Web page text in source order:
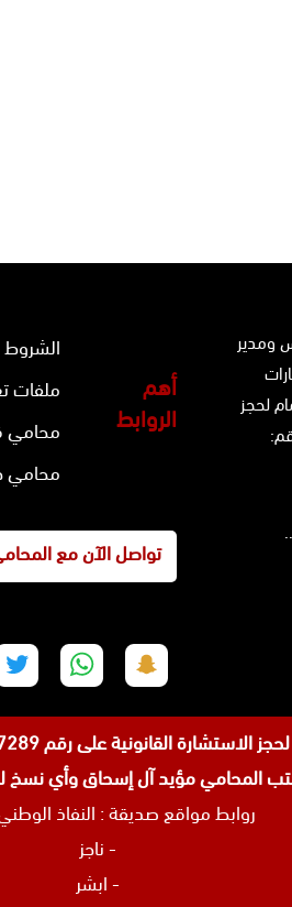
ومدير
لحجز
أهم
الروابط
الشروط
ملفات
محامي
محامي
تواصل الآن مع
على
سناب
شات
على
واتساب
الامثل للمواطنين والوافدين في عروس البحر الاحمر جده .
المحامي مؤيد آل إسحاق وأي نسخ
روابط مواقع صديقة : النفاذ
-ناجز
-ابشر